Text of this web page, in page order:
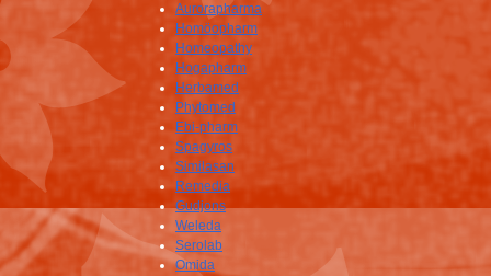
Aurorapharma
Homöopharm
Homeopathy
Hogapharm
Herbamed
Phytomed
Ebi-pharm
Spagyros
Similasan
Remedia
Gudjons
Weleda
Serolab
Omida